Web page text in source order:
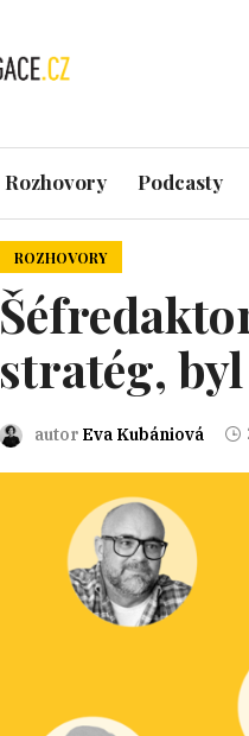
Rozhovory Podcasty
ROZHOVORY
stratég,
autor Eva Kubániová